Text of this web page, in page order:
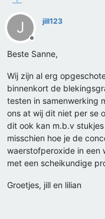
J
Offline
jill123
Beste Sanne,
Wij zijn al erg
binnenkort de
testen in samenwerking
ons at wij dit niet per se
dit ook kan m.b.v
misschien hoe je de
waerstofperoxide in een
met een scheikundige
Groetjes, jill en lilian